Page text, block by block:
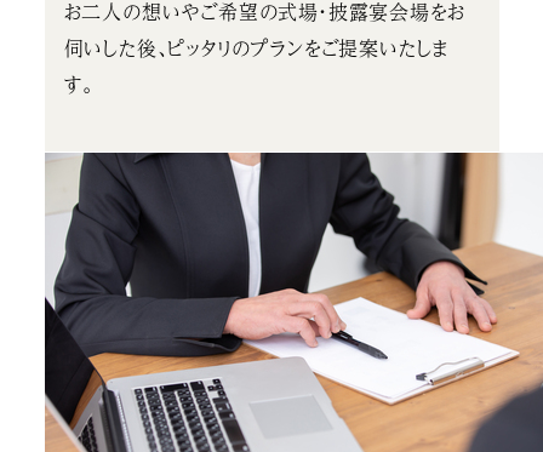
お二人の想いやご希望の式場・披露宴会場をお
伺いした後、ピッタリのプランをご提案いたしま
す。